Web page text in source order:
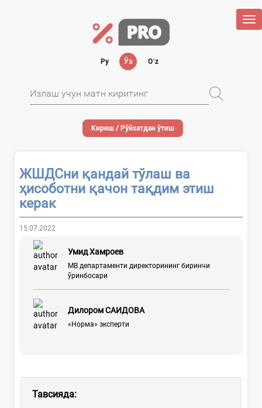
Ру Ўз Oʻz
Кириш / Рўйхатдан ўтиш
ЖШДСни қандай тўлаш ва
ҳисоботни қачон тақдим этиш
керак
15.07.2022
Умид Хамроев
МВ департаменти директорининг биринчи
ўринбосари
Дилором САИДОВА
«Норма» эксперти
Тавсияда: